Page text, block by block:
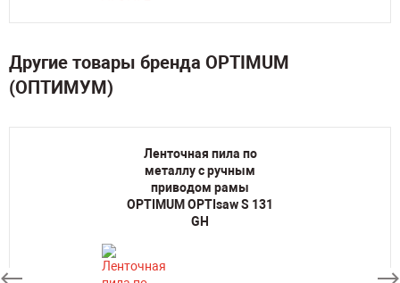
Другие товары бренда OPTIMUM
(ОПТИМУМ)
Ленточная пила по
металлу с ручным
приводом рамы
OPTIMUM OPTIsaw S 131
GH